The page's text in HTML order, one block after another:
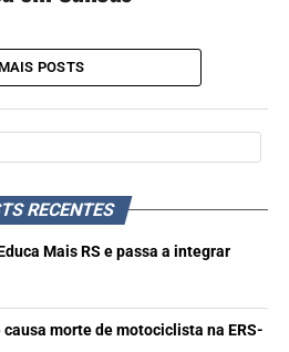
POSTS
RECENTES
Mais RS e passa a integrar
morte de motociclista na ERS-